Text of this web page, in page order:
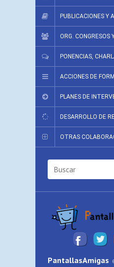
PUBLICACIONES Y
ORG. CONGRESOS
PONENCIAS,
ACCIONES DE
PLANES DE
DESARROLLO DE
OTRAS
PantallasAmigas